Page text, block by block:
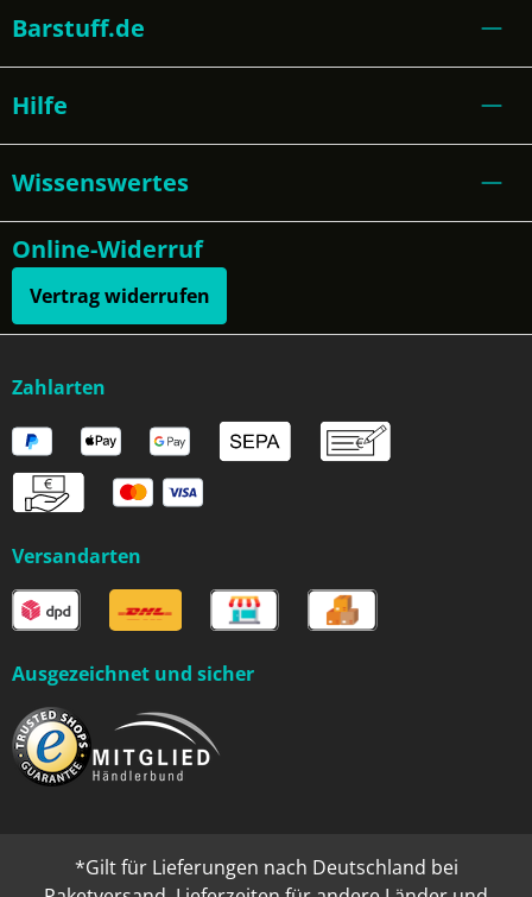
Barstuff.de
Hilfe
Wissenswertes
Online-Widerruf
Vertrag widerrufen
Zahlarten
Versandarten
Ausgezeichnet und sicher
*Gilt für Lieferungen nach Deutschland bei